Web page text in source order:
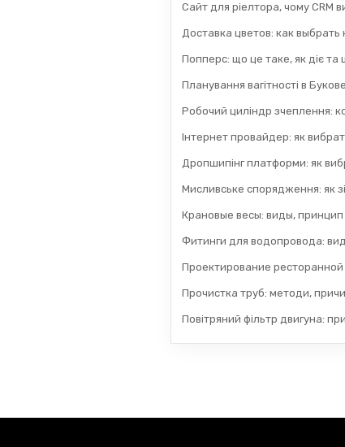
Сайт для ріелтора, чому CRM
Доставка цветов: как
Попперс: що це таке, як діє та
Планування вагітності в
Робочий циліндр зчеплення:
Інтернет провайдер: як
Дропшипінг платформи: як
Мисливське спорядження: як
Крановые весы: виды,
Фитинги для водопровода:
Проектирование ресторанной
Прочистка труб: методи,
Повітряний фільтр двигуна: